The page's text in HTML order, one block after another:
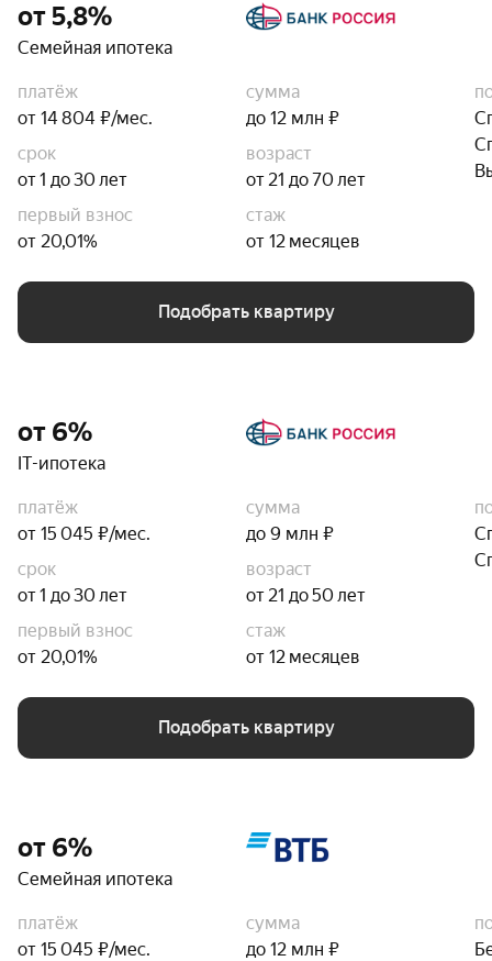
от 5,8%
Семейная ипотека
платёж
от 14 804 ₽/мес.
сумма
до 12 млн ₽
срок
от 1 до 30 лет
возраст
от 21 до 70 лет
первый взнос
от 20,01%
стаж
от 12 месяцев
Подобрать квартиру
от 6%
IT-ипотека
платёж
от 15 045 ₽/мес.
сумма
до 9 млн ₽
срок
от 1 до 30 лет
возраст
от 21 до 50 лет
первый взнос
от 20,01%
стаж
от 12 месяцев
Подобрать квартиру
от 6%
Семейная ипотека
платёж
от 15 045 ₽/мес.
сумма
до 12 млн ₽